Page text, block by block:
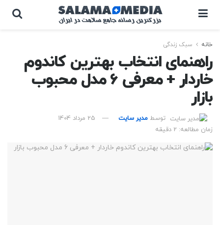
خانه سبک زندگی
راهنمای انتخاب بهترین کاندوم
خاردار + معرفی 6 مدل محبوب
بازار
توسط مدیر سایت
25 مرداد 1404
زمان مطالعه: 2 دقیقه